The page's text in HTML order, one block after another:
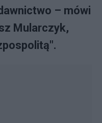
– mówi
Mularczyk,